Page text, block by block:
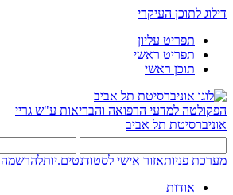
דילוג לתוכן העיקרי
תפריט עליון
תפריט ראשי
תוכן ראשי
הפקולטה למדעי הרפואה והבריאות ע"ש גריי
אוניברסיטת תל אביב
מערכת פניותאזור אישי לסטודנטים.יותלהרשמה
אודות